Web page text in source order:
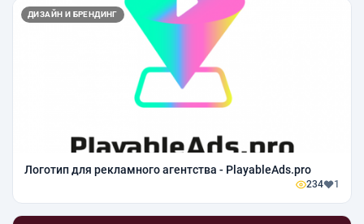
ДИЗАЙН И БРЕНДИНГ
Логотип для рекламного агентства - PlayableAds.pro
234 1